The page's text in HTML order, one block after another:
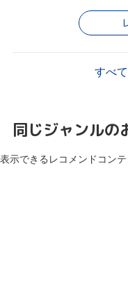
すべ
同じジャンルの
表示できるレコメンドコン